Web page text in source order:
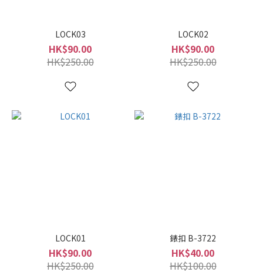
LOCK03
HK$90.00
HK$250.00
LOCK02
HK$90.00
HK$250.00
LOCK01
HK$90.00
HK$250.00
錶扣 B-3722
HK$40.00
HK$100.00